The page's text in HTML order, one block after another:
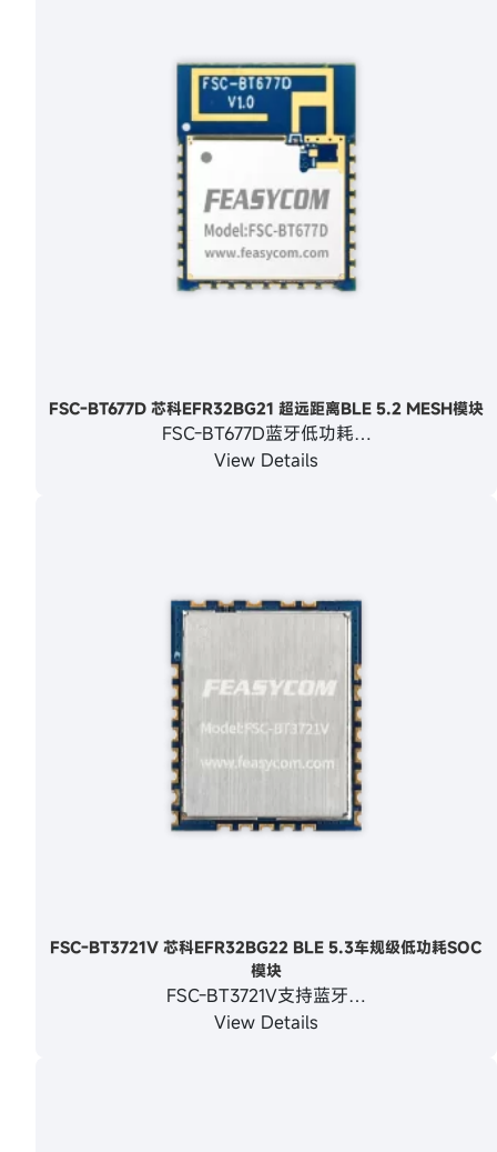
FSC-BT677D 芯科EFR32BG21 超远距离BLE 5.2 MESH模块
FSC-BT677D蓝牙低功耗…
View Details
FSC-BT3721V 芯科EFR32BG22 BLE 5.3车规级低功耗SOC
模块
FSC-BT3721V支持蓝牙…
View Details